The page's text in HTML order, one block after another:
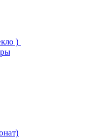
)